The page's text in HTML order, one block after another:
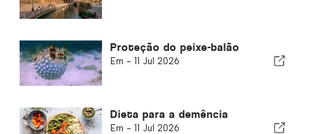
Proteção do peixe-balão
Em - 11 Jul 2026
Dieta para a demência
Em - 11 Jul 2026